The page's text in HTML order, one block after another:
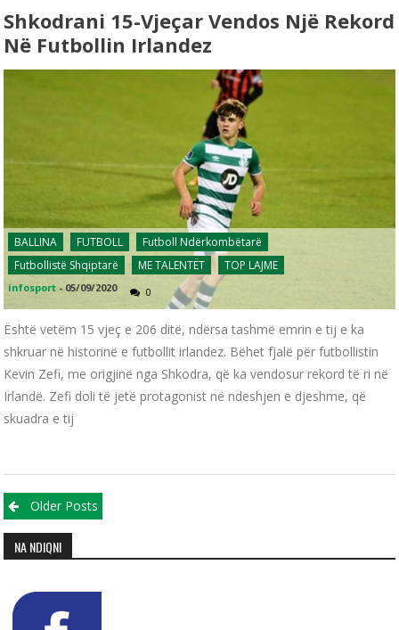
Shkodrani 15-Vjeçar Vendos Një Rekord
Në Futbollin Irlandez
BALLINA FUTBOLL
Futboll Ndërkombëtarë
Futbollistë Shqiptarë
ME TALENTËT TOP LAJME
infosport - 05/09/2020 0
Është vetëm 15 vjeç e 206 ditë, ndërsa tashmë emrin e tij e ka
shkruar në historinë e futbollit irlandez. Bëhet fjalë për futbollistin
Kevin Zefi, me origjinë nga Shkodra, që ka vendosur rekord të ri në
Irlandë. Zefi doli të jetë protagonist në ndeshjen e djeshme, që
skuadra e tij
Posts navigation
Older Posts
NA NDIQNI